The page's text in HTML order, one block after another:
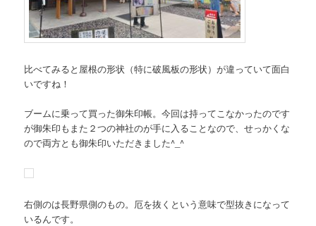
比べてみると屋根の形状（特に破風板の形状）が違っていて面白
いですね！
ブームに乗って買った御朱印帳。今回は持ってこなかったのです
が御朱印もまた２つの神社のが手に入ることなので、せっかくな
ので両方とも御朱印いただきました^_^
右側のは長野県側のもの。厄を抜くという意味で型抜きになって
いるんです。